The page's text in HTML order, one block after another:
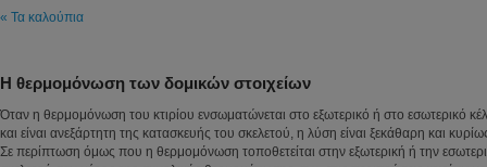
« Τα καλούπια
Η θερμομόνωση των δομικών στοιχείων
Όταν η θερμομόνωση του κτιρίου ενσωματώνεται στο εξωτερικό ή στο εσωτερικό
και είναι ανεξάρτητη της κατασκευής του σκελετού, η λύση είναι ξεκάθαρη και
Σε περίπτωση όμως που η θερμομόνωση τοποθετείται στην εξωτερική ή την